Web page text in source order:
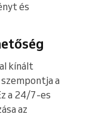
és
kínált
a
a 24/7-es
az